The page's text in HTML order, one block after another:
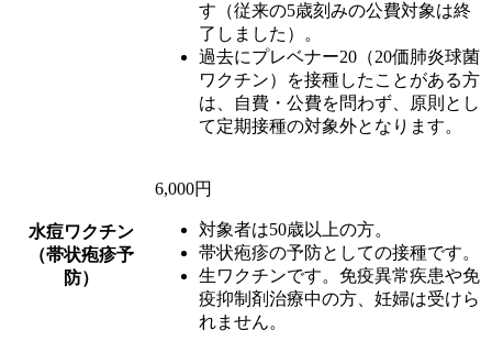
す（従来の5歳刻みの公費対象は終
了しました）。
過去にプレベナー20（20価肺炎球菌
ワクチン）を接種したことがある方
は、自費・公費を問わず、原則とし
て定期接種の対象外となります。
水痘ワクチン
（帯状疱疹予
防）
6,000円
対象者は50歳以上の方。
帯状疱疹の予防としての接種です。
生ワクチンです。免疫異常疾患や免
疫抑制剤治療中の方、妊婦は受けら
れません。